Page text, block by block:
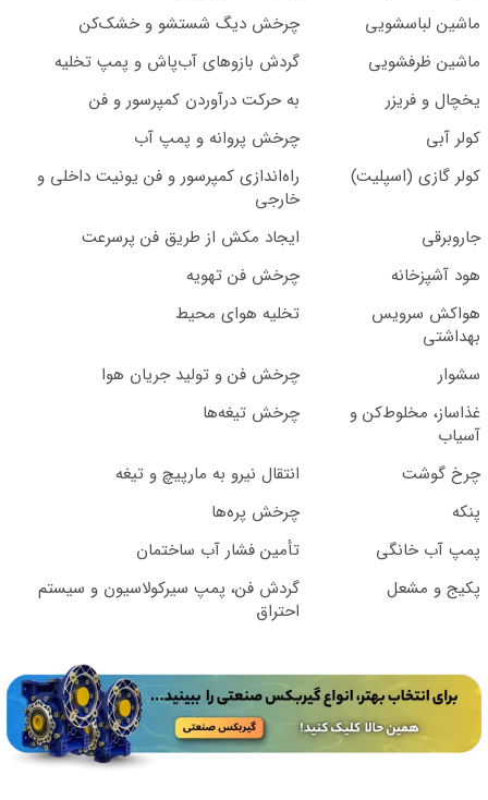
ماشین لباسشویی
چرخش دیگ شستشو و خشک‌کن
ماشین ظرفشویی
گردش بازوهای آب‌پاش و پمپ تخلیه
یخچال و فریزر
به حرکت درآوردن کمپرسور و فن
کولر آبی
چرخش پروانه و پمپ آب
کولر گازی (اسپلیت)
راه‌اندازی کمپرسور و فن یونیت داخلی و
خارجی
جاروبرقی
ایجاد مکش از طریق فن پرسرعت
هود آشپزخانه
چرخش فن تهویه
هواکش سرویس
بهداشتی
تخلیه هوای محیط
سشوار
چرخش فن و تولید جریان هوا
غذاساز، مخلوط‌کن و
آسیاب
چرخش تیغه‌ها
چرخ گوشت
انتقال نیرو به مارپیچ و تیغه
پنکه
چرخش پره‌ها
پمپ آب خانگی
تأمین فشار آب ساختمان
پکیج و مشعل
گردش فن، پمپ سیرکولاسیون و سیستم
احتراق